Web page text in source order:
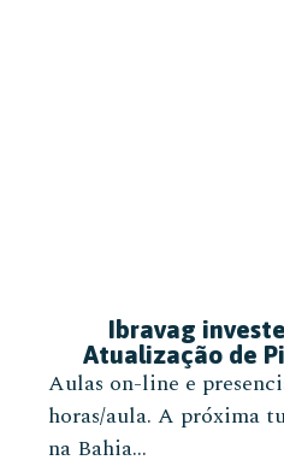
Ibravag
Atualização de
Aulas on-line e
horas/aula. A próxima
na Bahia...